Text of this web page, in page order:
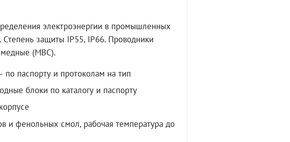
электроэнергии в промышленных
защиты IP55, IP66. Проводники
(МВС).
по паспорту и протоколам на тип
блоки по каталогу и паспорту
и фенольных смол, рабочая температура до